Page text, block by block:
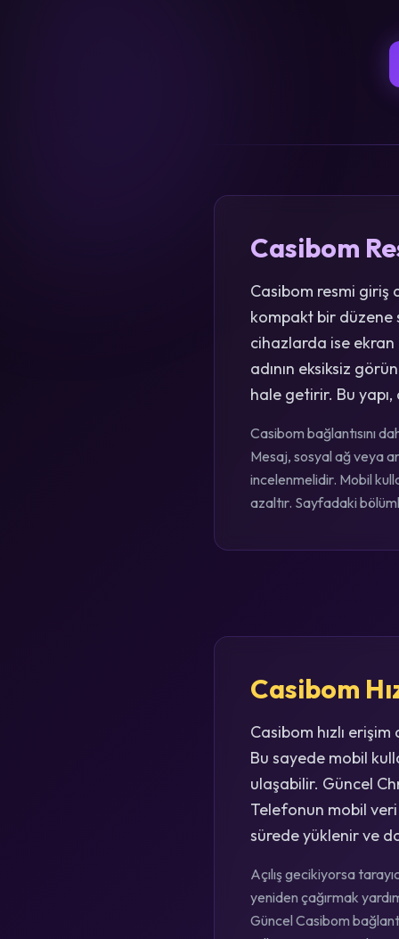
Casibom
Casibom resmi giriş
kompakt bir düzene
cihazlarda ise ekran
adının eksiksiz
hale getirir. Bu
Casibom bağlantısını
Mesaj, sosyal ağ veya
incelenmelidir. Mobil
azaltır. Sayfadaki
Casibom
Casibom hızlı
Bu sayede mobil
ulaşabilir. Güncel
Telefonun mobil
sürede yüklenir ve
Açılış gecikiyorsa
yeniden çağırmak
Güncel Casibom